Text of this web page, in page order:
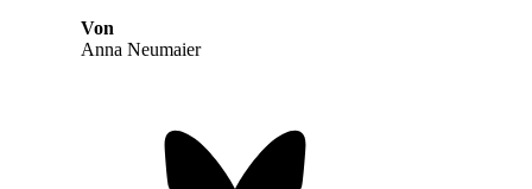
Von
Anna Neumaier